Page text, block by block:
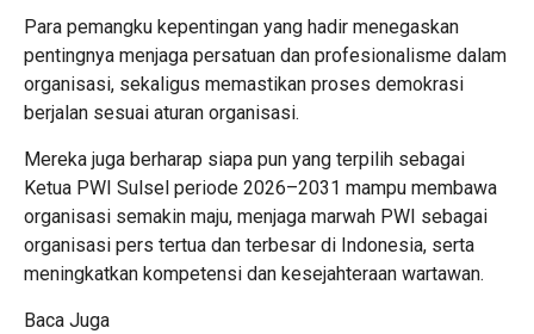
Para pemangku kepentingan yang hadir menegaskan
pentingnya menjaga persatuan dan profesionalisme dalam
organisasi, sekaligus memastikan proses demokrasi
berjalan sesuai aturan organisasi.
Mereka juga berharap siapa pun yang terpilih sebagai
Ketua PWI Sulsel periode 2026–2031 mampu membawa
organisasi semakin maju, menjaga marwah PWI sebagai
organisasi pers tertua dan terbesar di Indonesia, serta
meningkatkan kompetensi dan kesejahteraan wartawan.
Baca Juga